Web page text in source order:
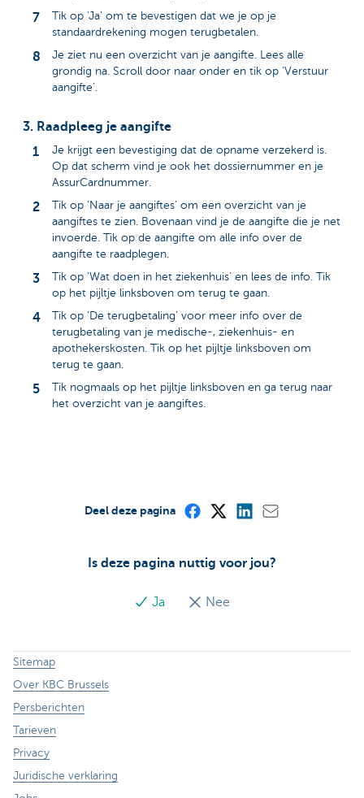
Tik op 'Ja' om te bevestigen dat we je op je
standaardrekening mogen terugbetalen.
Je ziet nu een overzicht van je aangifte. Lees alle
grondig na. Scroll door naar onder en tik op ‘Verstuur
aangifte’.
3. Raadpleeg je aangifte
Je krijgt een bevestiging dat de opname verzekerd is.
Op dat scherm vind je ook het dossiernummer en je
AssurCardnummer.
Tik op ‘Naar je aangiftes’ om een overzicht van je
aangiftes te zien. Bovenaan vind je de aangifte die je net
invoerde. Tik op de aangifte om alle info over de
aangifte te raadplegen.
Tik op ‘Wat doen in het ziekenhuis’ en lees de info. Tik
op het pijltje linksboven om terug te gaan.
Tik op ‘De terugbetaling’ voor meer info over de
terugbetaling van je medische-, ziekenhuis- en
apothekerskosten. Tik op het pijltje linksboven om
terug te gaan.
Tik nogmaals op het pijltje linksboven en ga terug naar
het overzicht van je aangiftes.
Is deze pagina nuttig voor jou?
Ja Nee
Deel deze pagina
Sitemap
Over KBC Brussels
Persberichten
Tarieven
Privacy
Juridische verklaring